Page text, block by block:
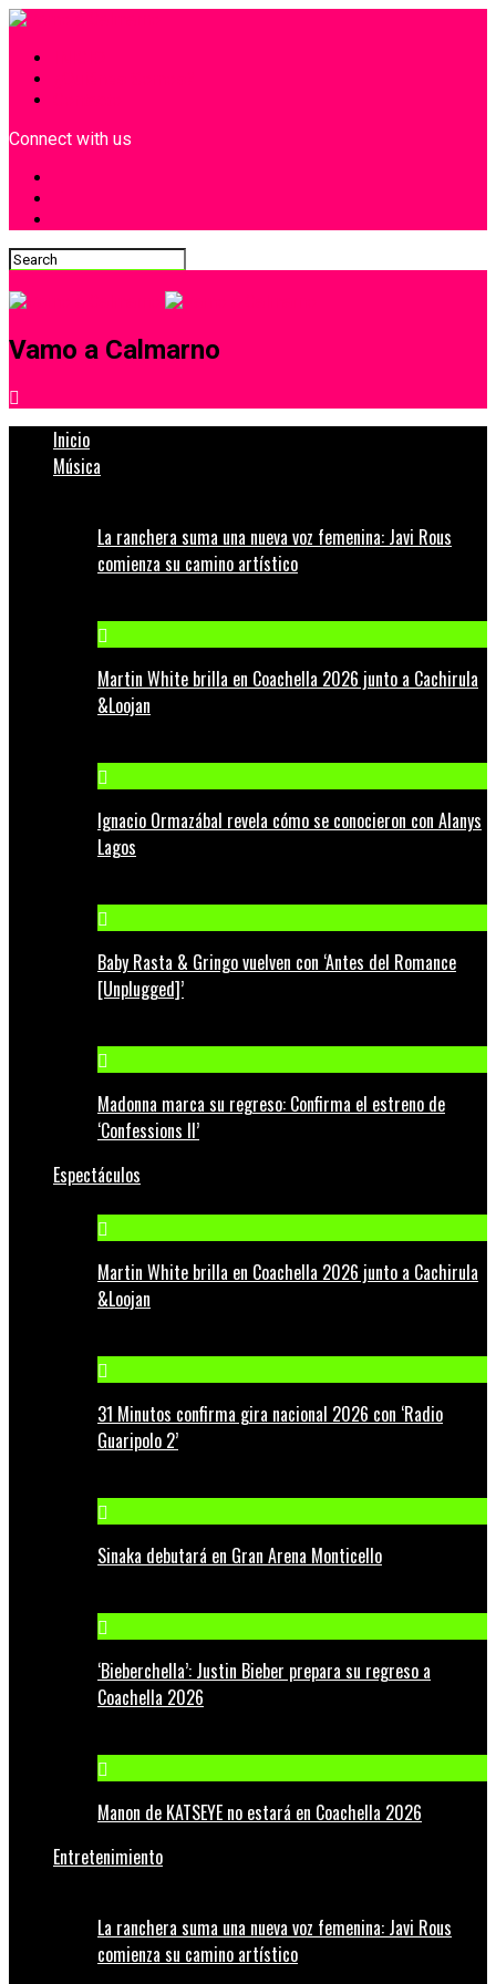
Connect with us
Vamo a Calmarno
Inicio
Música
La ranchera suma una nueva voz femenina: Javi Rous
comienza su camino artístico
Martin White brilla en Coachella 2026 junto a Cachirula
&Loojan
Ignacio Ormazábal revela cómo se conocieron con Alanys
Lagos
Baby Rasta & Gringo vuelven con ‘Antes del Romance
[Unplugged]’
Madonna marca su regreso: Confirma el estreno de
‘Confessions II’
Espectáculos
Martin White brilla en Coachella 2026 junto a Cachirula
&Loojan
31 Minutos confirma gira nacional 2026 con ‘Radio
Guaripolo 2’
Sinaka debutará en Gran Arena Monticello
‘Bieberchella’: Justin Bieber prepara su regreso a
Coachella 2026
Manon de KATSEYE no estará en Coachella 2026
Entretenimiento
La ranchera suma una nueva voz femenina: Javi Rous
comienza su camino artístico